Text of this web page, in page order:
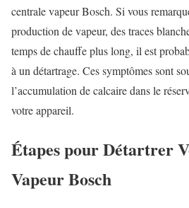
centrale vapeur Bosch. Si vous
production de vapeur, des traces
temps de chauffe plus long, il est
à un détartrage. Ces symptômes sont
l’accumulation de calcaire dans le
votre appareil.
Étapes pour Détartrer
Vapeur Bosch